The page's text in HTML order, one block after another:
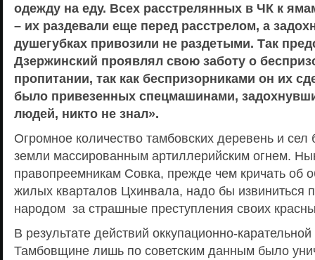
одежду на еду. Всех расстрелянных в ЧК к
– их раздевали еще перед расстрелом, а
душегубках привозили не раздетыми. Так
Дзержинский проявлял свою заботу о
пропитании, так как беспризорниками он их
было привезенных спецмашинами,
людей, никто не знал».
Огромное количество тамбовских деревень и сел
земли массированным артиллерийским огнем.
правопреемникам Совка, прежде чем кричать об
жилых кварталов Цхинвала, надо бы извиниться
народом за страшные преступления своих
В результате действий оккупационно-
Тамбовщине лишь по советским данным было